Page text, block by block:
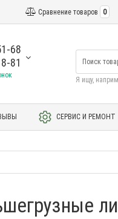
Сравнение товаров 0
68
81
Я ищу,
СЕРВИС И РЕМОНТ